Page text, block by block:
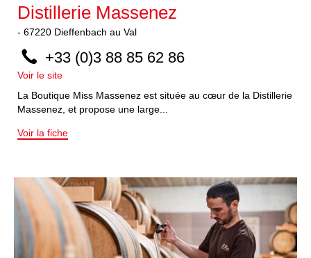
Distillerie Massenez
- 67220 Dieffenbach au Val
+33 (0)3 88 85 62 86
Voir le site
La Boutique Miss Massenez est située au cœur de la Distillerie
Massenez, et propose une large...
Voir la fiche